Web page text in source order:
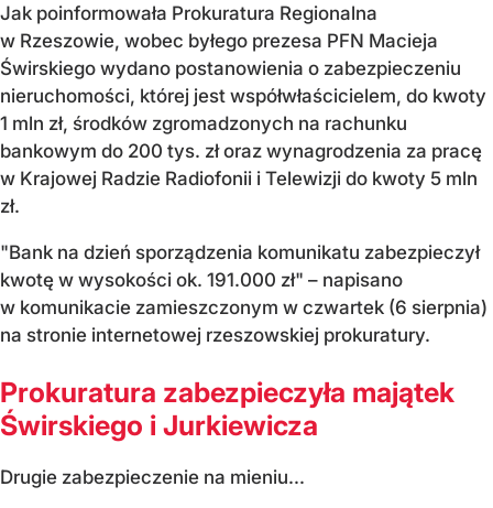
Jak poinformowała Prokuratura Regionalna
w Rzeszowie, wobec byłego prezesa PFN Macieja
Świrskiego wydano postanowienia o zabezpieczeniu
nieruchomości, której jest współwłaścicielem, do kwoty
1 mln zł, środków zgromadzonych na rachunku
bankowym do 200 tys. zł oraz wynagrodzenia za pracę
w Krajowej Radzie Radiofonii i Telewizji do kwoty 5 mln
zł.
"Bank na dzień sporządzenia komunikatu zabezpieczył
kwotę w wysokości ok. 191.000 zł" – napisano
w komunikacie zamieszczonym w czwartek (6 sierpnia)
na stronie internetowej rzeszowskiej prokuratury.
Prokuratura zabezpieczyła majątek
Świrskiego i Jurkiewicza
Drugie zabezpieczenie na mieniu...